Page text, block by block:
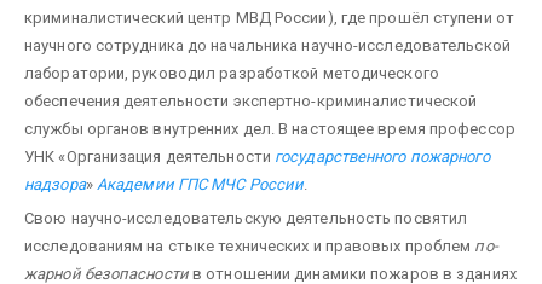
криминалистический центр МВД России), где прошёл ступени от
научного сотрудника до начальника научно-исследовательской
лаборатории, руководил разработкой методического
обеспечения деятельности экспертно-криминалистической
службы органов внутренних дел. В настоящее время профессор
УНК «Организация деятельности государственного пожарного
надзора» Академии ГПС МЧС России.
Свою научно-исследовательскую деятельность посвятил
исследованиям на стыке технических и правовых проблем по­
жарной безопасностив отношении динамики пожаров в зданиях